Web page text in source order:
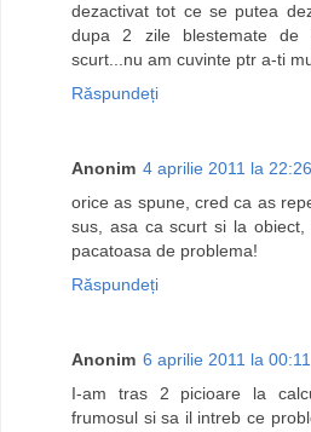
dezactivat tot ce se putea
dupa 2 zile blestemate de
scurt...nu am cuvinte ptr a-ti
Răspundeți
Anonim 4 aprilie 2011 la 22:26
orice as spune, cred ca as
sus, asa ca scurt si la
pacatoasa de problema!
Răspundeți
Anonim 6 aprilie 2011 la 00:11
I-am tras 2 picioare la
frumosul si sa il intreb ce